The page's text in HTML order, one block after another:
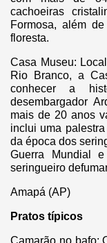
cachoeiras
Formosa, além
floresta.
Casa Museu:
Rio Branco, a
conhecer a
desembargador
mais de 20 anos
inclui uma
da época dos
Guerra Mundial
seringueiro
Amapá (AP)
Pratos típicos
Camarão no bafo: